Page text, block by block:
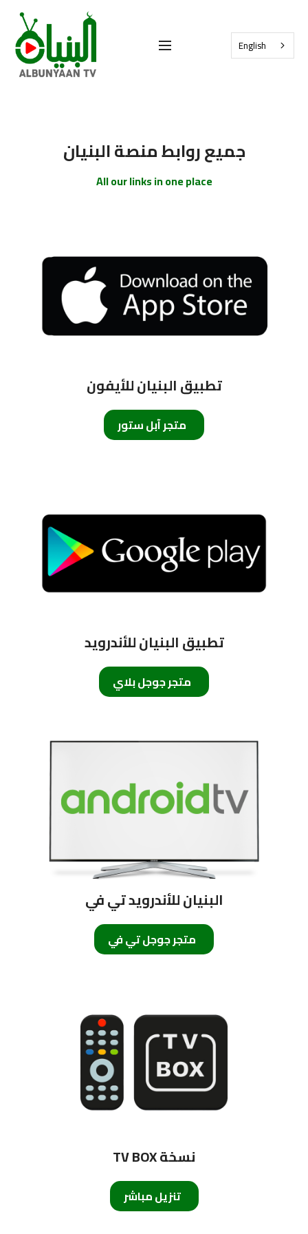
English
جميع روابط منصة البنيان
All our links in one place
تطبيق البنيان للأيفون
تطبيق البنيان للأندرويد
البنيان للأندرويد تي في
TV BOX نسخة
تنزيل مباشر